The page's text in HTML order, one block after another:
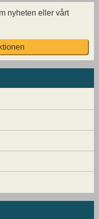
nyheten eller vårt